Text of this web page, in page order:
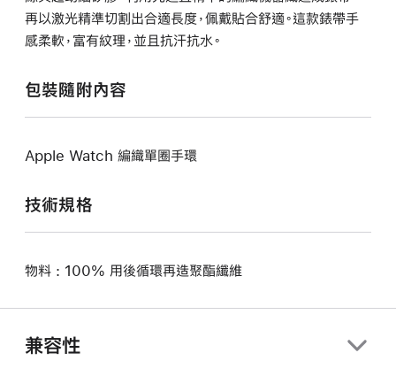
再以激光精準切割出合適長度，佩戴貼合舒適。這款錶帶手
感柔軟，富有紋理，並且抗汗抗水。
包裝隨附內容
Apple Watch 編織單圈手環
技術規格
物料 : 100% 用後循環再造聚酯纖維
兼容性